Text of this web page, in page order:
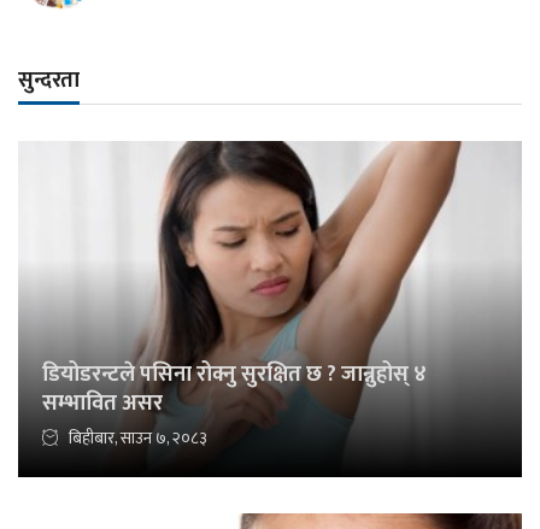
सुन्दरता
डियोडरन्टले पसिना रोक्नु सुरक्षित छ ? जान्नुहोस् ४
सम्भावित असर
बिहीबार, साउन ७, २०८३